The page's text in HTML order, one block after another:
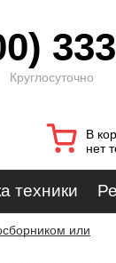
Круглосуточно
В
нет
техники
или